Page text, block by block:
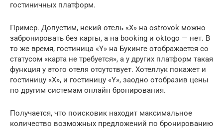
гостиничных платформ.
Пример. Допустим, некий отель «X» на ostrovok можно
забронировать без карты, а на booking и oktogo — нет. В
то же время, гостиница «Y» на Букинге отображается со
статусом «карта не требуется», а у других платформ такая
функция у этого отеля отсутствует. Хотеллук покажет и
гостиницу «X», и гостиницу «Y», заодно отобразив цены
по другим системам онлайн бронирования.
Получается, что поисковик находит максимальное
количество возможных предложений по бронированию